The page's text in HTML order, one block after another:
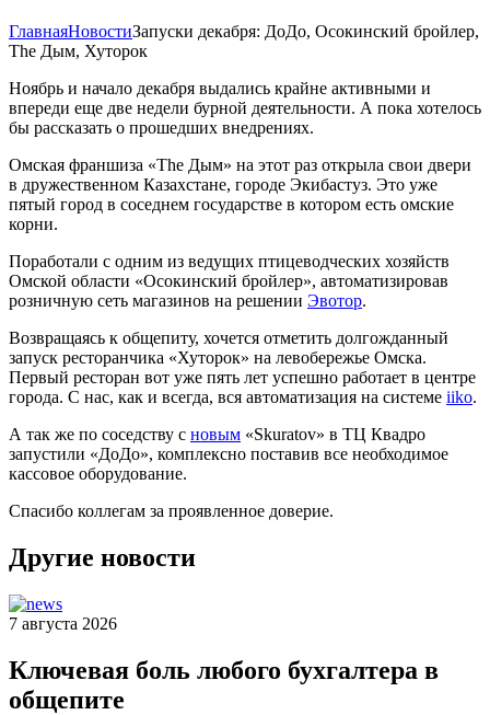
ГлавнаяНовостиЗапуски декабря: ДоДо, Осокинский бройлер,
The Дым, Хуторок
Ноябрь и начало декабря выдались крайне активными и
впереди еще две недели бурной деятельности. А пока хотелось
бы рассказать о прошедших внедрениях.
Омская франшиза «The Дым» на этот раз открыла свои двери
в дружественном Казахстане, городе Экибастуз. Это уже
пятый город в соседнем государстве в котором есть омские
корни.
Поработали с одним из ведущих птицеводческих хозяйств
Омской области «Осокинский бройлер», автоматизировав
розничную сеть магазинов на решении Эвотор.
Возвращаясь к общепиту, хочется отметить долгожданный
запуск ресторанчика «Хуторок» на левобережье Омска.
Первый ресторан вот уже пять лет успешно работает в центре
города. С нас, как и всегда, вся автоматизация на системе iiko.
А так же по соседству с новым «Skuratov» в ТЦ Квадро
запустили «ДоДо», комплексно поставив все необходимое
кассовое оборудование.
Спасибо коллегам за проявленное доверие.
Другие новости
7 августа 2026
Ключевая боль любого бухгалтера в
общепите